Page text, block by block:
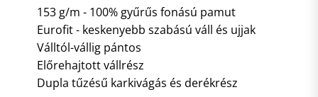
153 g/m - 100% gyűrűs fonású pamut
Eurofit - keskenyebb szabású váll és ujjak
Válltól-vállig pántos
Előrehajtott vállrész
Dupla tűzésű karkivágás és derékrész